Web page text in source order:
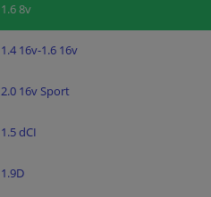
1.6 8v
1.4 16v-1.6 16v
2.0 16v Sport
1.5 dCI
1.9D